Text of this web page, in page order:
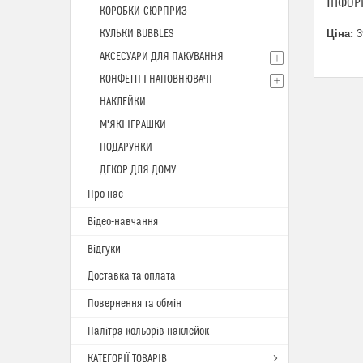
Ціна:
КОРОБКИ-СЮРПРИЗ
КУЛЬКИ BUBBLES
АКСЕСУАРИ ДЛЯ ПАКУВАННЯ
КОНФЕТТІ І НАПОВНЮВАЧІ
НАКЛЕЙКИ
М'ЯКІ ІГРАШКИ
ПОДАРУНКИ
ДЕКОР ДЛЯ ДОМУ
Про нас
Відео-навчання
Відгуки
Доставка та оплата
Повернення та обмін
Палітра кольорів наклейок
КАТЕГОРІЇ ТОВАРІВ